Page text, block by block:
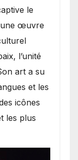
le
une œuvre
l’unité
art a su
et les
icônes
les plus